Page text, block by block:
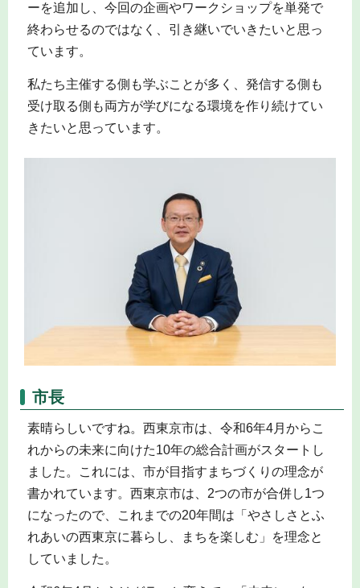
ーを追加し、今回の企画やワークショップを単発で
終わらせるのではなく、引き継いでいきたいと思っ
ています。
私たち主催する側も学ぶことが多く、発信する側も
受け取る側も両方が学びになる環境を作り続けてい
きたいと思っています。
市長
素晴らしいですね。西東京市は、令和6年4月からこ
れからの未来に向けた10年の総合計画がスタートし
ました。これには、市が目指すまちづくりの理念が
書かれています。西東京市は、2つの市が合併し1つ
になったので、これまでの20年間は「やさしさとふ
れあいの西東京に暮らし、まちを楽しむ」を理念と
していました。